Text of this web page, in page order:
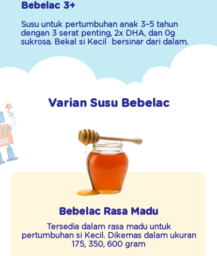
Bebelac 3+
Susu untuk pertumbuhan anak 3–5 tahun
dengan 3 serat penting, 2x DHA, dan 0g
sukrosa. Bekal si Kecil bersinar dari dalam.
Varian Susu Bebelac
Bebelac Rasa Madu
Tersedia dalam rasa madu untuk
pertumbuhan si Kecil. Dikemas dalam ukuran
175, 350, 600 gram